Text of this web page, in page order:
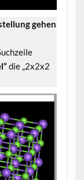
gehen
die „2x2x2